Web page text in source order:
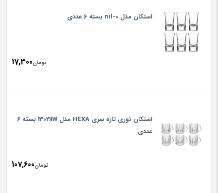
استکان مدل nil-0 بسته 6 عددی
تومان17,300
استکان نوری تازه سری HEXA مدل 130211W بسته 6
عددی
تومان107,600